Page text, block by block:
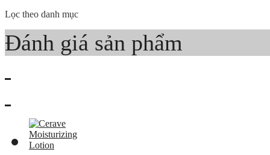
Lọc theo danh mục
Đánh giá sản phẩm